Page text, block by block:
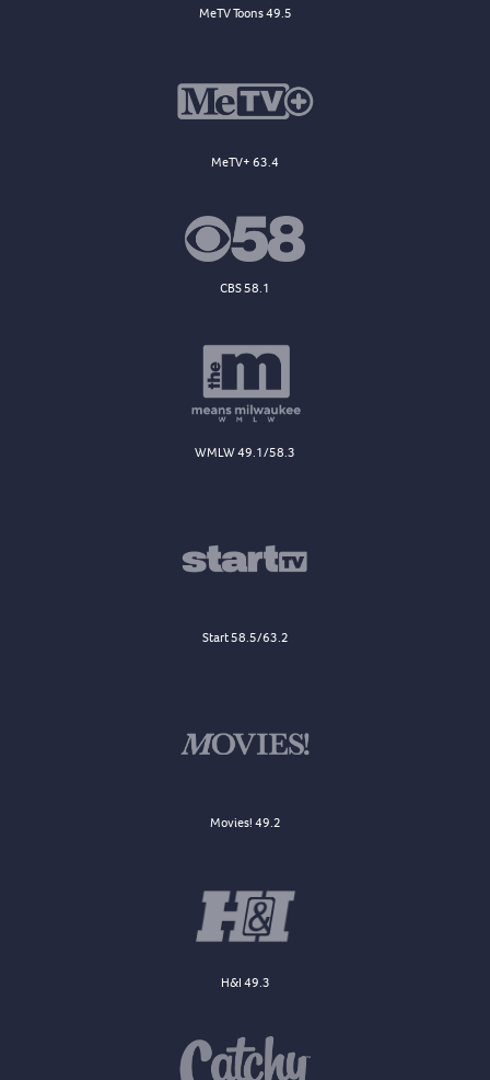
MeTV Toons 49.5
MeTV+ 63.4
CBS 58.1
WMLW 49.1/58.3
Start 58.5/63.2
Movies! 49.2
H&I 49.3